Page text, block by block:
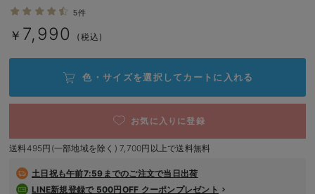
入院準備の持ち物チェック
5件
￥ 7,990 (税込)
色・サイズを選択して カートに入れる
お気に入りに登録
送料495円(一部地域を除く) 7,700円以上で送料無料
土日祝も午前7:59までのご注文で当日出荷
LINE新規登録で 500円OFF クーポンプレゼント